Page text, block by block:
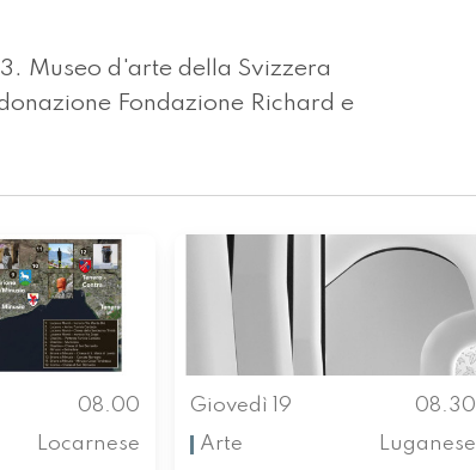
Museo d'arte della Svizzera
Fondazione Richard e
08.00
Locarnese
Giovedì 19
08.30
Arte
Luganese